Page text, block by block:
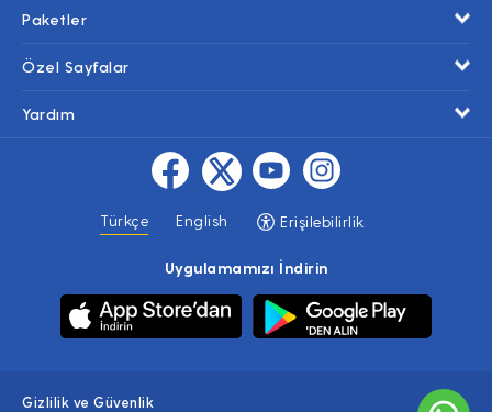
Paketler
Özel Sayfalar
Yardım
Türkçe English Erişilebilirlik
Uygulamamızı İndirin
Gizlilik ve Güvenlik